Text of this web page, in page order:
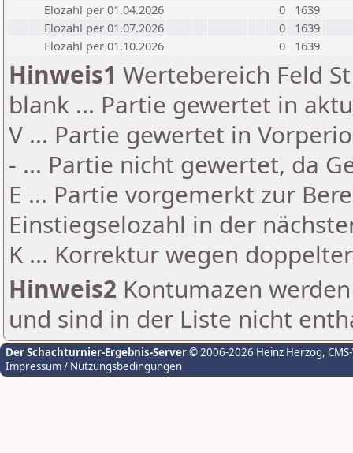
Elozahl per 01.04.2026
0
1639
Elozahl per 01.07.2026
0
1639
Elozahl per 01.10.2026
0 1639
Hinweis1 Wertebereich Feld
blank ... Partie gewertet in
V ... Partie gewertet in
- ... Partie nicht gewertet, da
E ... Partie vorgemerkt zur
Einstiegselozahl in der
K ... Korrektur wegen
Hinweis2 Kontumazen
und sind in der Liste nicht
Der Schachturnier-Ergebnis-Server© 2006-2026 Heinz Herzog,
Impressum / Nutzungsbedingungen